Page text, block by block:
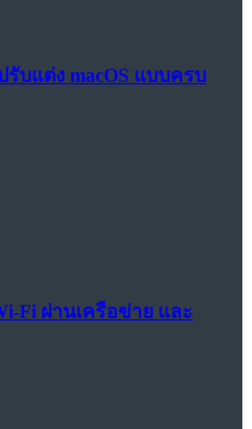
บแต่ง macOS แบบครบ
Fi ผ่านเครือข่าย และ